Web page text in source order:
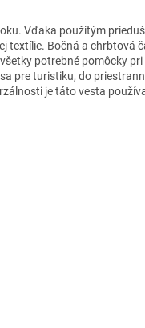
Vďaka použitým
textílie. Bočná a chrbtová
potrebné pomôcky
pre turistiku, do
je táto vesta